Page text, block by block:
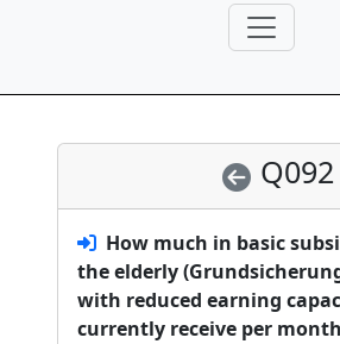
Q092
How much in basic
the elderly
with reduced earning
currently receive per